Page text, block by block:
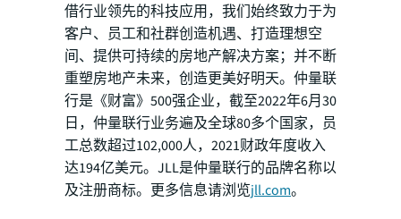
借行业领先的科技应用，我们始终致力于为
客户、员工和社群创造机遇、打造理想空
间、提供可持续的房地产解决方案；并不断
重塑房地产未来，创造更美好明天。仲量联
行是《财富》500强企业，截至2022年6月30
日，仲量联行业务遍及全球80多个国家，员
工总数超过102,000人，2021财政年度收入
达194亿美元。JLL是仲量联行的品牌名称以
及注册商标。更多信息请浏览jll.com。